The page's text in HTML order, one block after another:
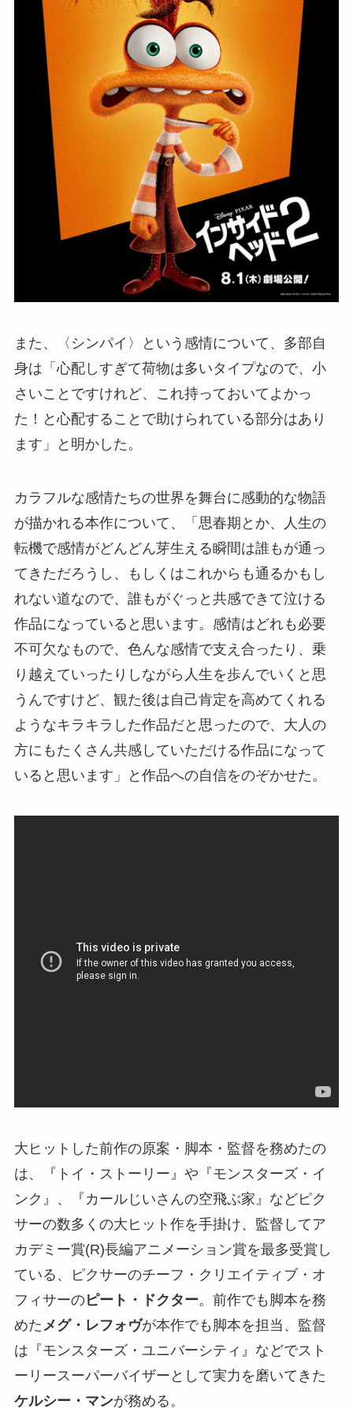
また、〈シンパイ〉という感情について、多部自
身は「心配しすぎて荷物は多いタイプなので、小
さいことですけれど、これ持っておいてよかっ
た！と心配することで助けられている部分はあり
ます」と明かした。
カラフルな感情たちの世界を舞台に感動的な物語
が描かれる本作について、「思春期とか、人生の
転機で感情がどんどん芽生える瞬間は誰もが通っ
てきただろうし、もしくはこれからも通るかもし
れない道なので、誰もがぐっと共感できて泣ける
作品になっていると思います。感情はどれも必要
不可欠なもので、色んな感情で支え合ったり、乗
り越えていったりしながら人生を歩んでいくと思
うんですけど、観た後は自己肯定を高めてくれる
ようなキラキラした作品だと思ったので、大人の
方にもたくさん共感していただける作品になって
いると思います」と作品への自信をのぞかせた。
大ヒットした前作の原案・脚本・監督を務めたの
は、『トイ・ストーリー』や『モンスターズ・イ
ンク』、『カールじいさんの空飛ぶ家』などピク
サーの数多くの大ヒット作を手掛け、監督してア
カデミー賞(R)長編アニメーション賞を最多受賞し
ている、ピクサーのチーフ・クリエイティブ・オ
フィサーのピート・ドクター。前作でも脚本を務
めたメグ・レフォヴが本作でも脚本を担当、監督
は『モンスターズ・ユニバーシティ』などでスト
ーリースーパーバイザーとして実力を磨いてきた
ケルシー・マンが務める。